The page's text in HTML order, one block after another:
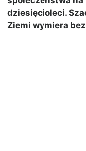
dziesięcioleci.
Ziemi wymiera